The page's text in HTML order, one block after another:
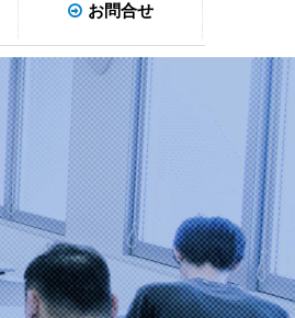
お問合せ